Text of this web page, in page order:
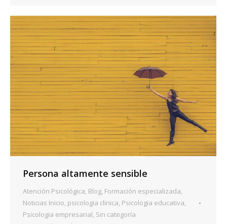
Persona altamente sensible
Atención Psicológica, Blog, Formación especializada,
Noticias Inicio, psicologia clinica, Psicologia educativa,
Psicologia empresarial, Sin categoría